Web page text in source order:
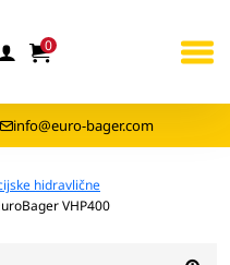
0
info@euro-bager.com
hidravlične
VHP400